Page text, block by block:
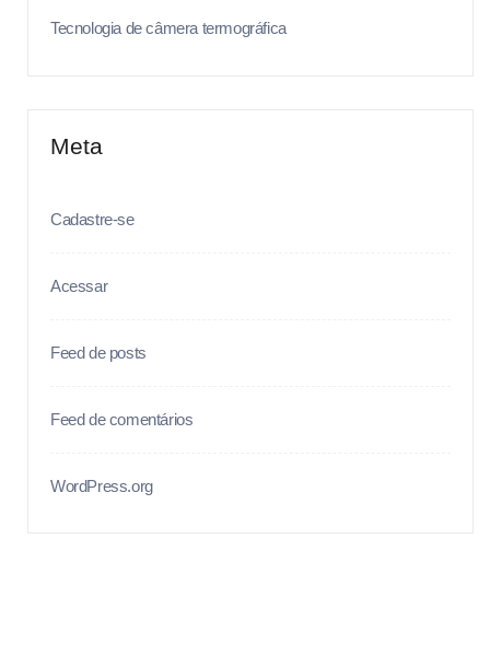
Tecnologia de câmera termográfica
Meta
Cadastre-se
Acessar
Feed de posts
Feed de comentários
WordPress.org